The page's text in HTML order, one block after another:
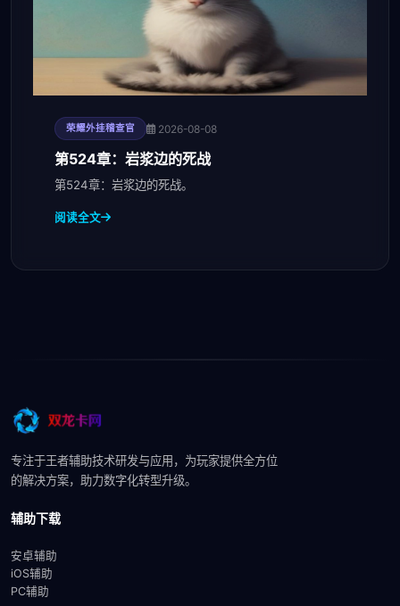
荣耀外挂稽查官 2026-08-08
第524章：岩浆边的死战
第524章：岩浆边的死战。
阅读全文
专注于王者辅助技术研发与应用，为玩家提供全方位
的解决方案，助力数字化转型升级。
辅助下载
安卓辅助
iOS辅助
PC辅助